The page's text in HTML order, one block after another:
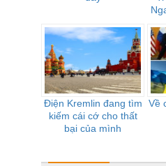
Điện Kremlin đang tìm
kiếm cái cớ cho thất
bại của mình
Về